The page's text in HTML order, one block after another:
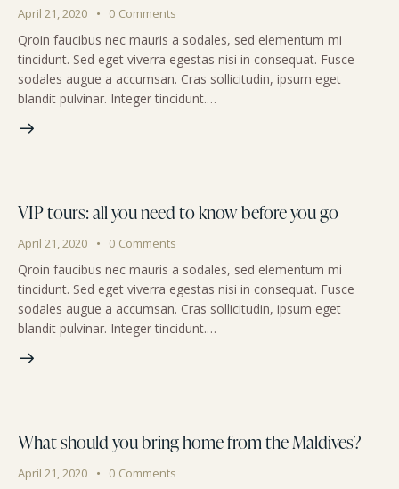
April 21, 2020 0 Comments
Qroin faucibus nec mauris a sodales, sed elementum mi
tincidunt. Sed eget viverra egestas nisi in consequat. Fusce
sodales augue a accumsan. Cras sollicitudin, ipsum eget
blandit pulvinar. Integer tincidunt.…
VIP tours: all you need to know before you go
April 21, 2020 0 Comments
Qroin faucibus nec mauris a sodales, sed elementum mi
tincidunt. Sed eget viverra egestas nisi in consequat. Fusce
sodales augue a accumsan. Cras sollicitudin, ipsum eget
blandit pulvinar. Integer tincidunt.…
What should you bring home from the Maldives?
April 21, 2020 0 Comments